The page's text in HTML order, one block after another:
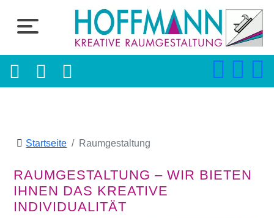
Startseite Raumgestaltung
RAUMGESTALTUNG – WIR BIETEN
IHNEN DAS KREATIVE
INDIVIDUALITÄT